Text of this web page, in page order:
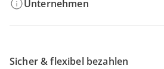
Unternehmen
Sicher & flexibel bezahlen